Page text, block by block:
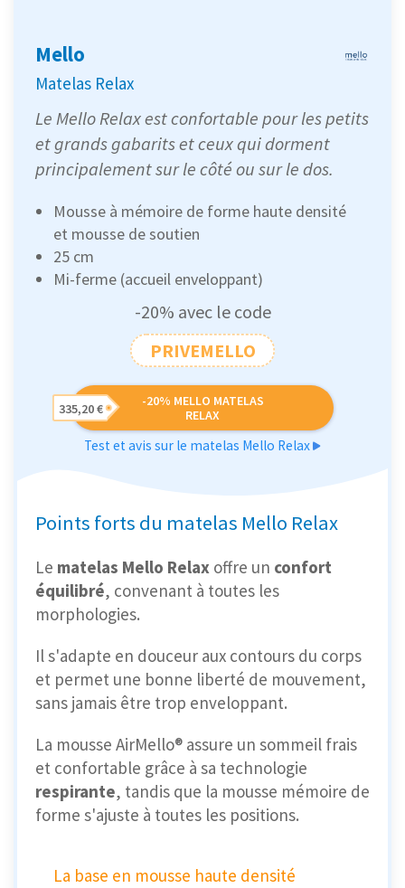
Mello
Matelas Relax
Le Mello Relax est confortable pour les petits
et grands gabarits et ceux qui dorment
principalement sur le côté ou sur le dos.
Mousse à mémoire de forme haute densité
et mousse de soutien
25 cm
Mi-ferme (accueil enveloppant)
-20% avec le code
PRIVEMELLO
-20% MELLO MATELAS
RELAX
335,20 €
Test et avis sur le matelas Mello Relax
Points forts du matelas Mello Relax
Le matelas Mello Relax offre un confort
équilibré, convenant à toutes les
morphologies.
Il s'adapte en douceur aux contours du corps
et permet une bonne liberté de mouvement,
sans jamais être trop enveloppant.
La mousse AirMello® assure un sommeil frais
et confortable grâce à sa technologie
respirante, tandis que la mousse mémoire de
forme s'ajuste à toutes les positions.
La base en mousse haute densité